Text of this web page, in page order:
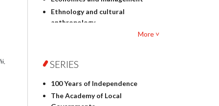
Ethnology and cultural
anthropology
Philosophy
Geography
History
More ˅
SERIES
100 Years of Independence
The Academy of Local